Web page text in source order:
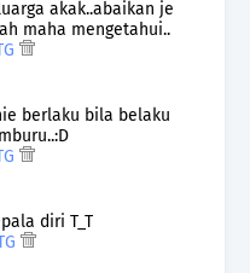
akak..abaikan je
maha mengetahui..
berlaku bila belaku
diri T_T